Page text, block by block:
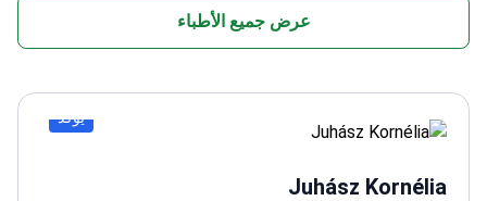
عرض جميع الأطباء
يؤكد
Juhász Kornélia